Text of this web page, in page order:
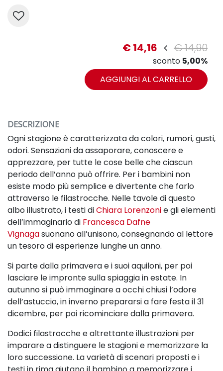
€ 14,16 € 14,90
sconto 5,00%
AGGIUNGI AL CARRELLO
DESCRIZIONE
Ogni stagione è caratterizzata da colori, rumori, gusti,
odori. Sensazioni da assaporare, conosceree
apprezzare, per tutte le cose belle che ciascun
periodo dell’anno può offrire. Per i bambini non
esiste modo più semplice e divertente che farlo
attraverso le filastrocche. Nelle tavole di questo
alboillustrato, i testi diChiara Lorenzonie gli elementi
dell’immaginario di Francesca Dafne
Vignagasuonano all’unisono, consegnando al lettore
un tesoro di esperienze lunghe un anno.
Si partedalla primavera e i suoi aquiloni, per poi
lasciare le impronte sulla spiaggia in estate. In
autunno si puòimmaginare a occhi chiusi l’odore
dell’astuccio, in inverno prepararsi a fare festa il 31
dicembre, per poi ricominciare dalla primavera.
Dodici filastrocche e altrettante illustrazioni per
imparare adistinguere le stagioni e memorizzare la
loro successione. La varietà discenari proposti e i